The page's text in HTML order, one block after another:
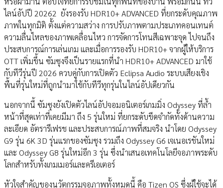
ไลน์อัปปี 20262 ยังรองรับ HDR10+ ADVANCED ที่ยกระดับคุณภาพ
ภาพในทุกมิติ ตั้งแต่ความสว่าง การปรับภาพตามประเภทคอนเทนต์
ความลื่นไหลของภาพเคลื่อนไหว การจัดการโทนสีเฉพาะจุด ไปจนถึง
ประสบการณ์การเล่นเกม และเมื่อการรองรับ HDR10+ จากผู้ให้บริการ
OTT เพิ่มขึ้น ซัมซุงจึงเป็นรายแรกที่นำ HDR10+ ADVANCED มาใช้
กับทีวีรุ่นปี 2026 ควบคู่กับการเปิดตัว Eclipsa Audio ระบบเสียงเชิง
พื้นที่รุ่นใหม่ที่ถูกนำมาใช้กับทีวีทุกรุ่นในไลน์อัปเดียวกัน
นอกจากนี้ ซัมซุงยังเปิดตัวไลน์อัปจอมอนิเตอร์เกมมิ่ง Odyssey ที่ล้ำ
หน้าที่สุดเท่าที่เคยมีมา ถึง 5 รุ่นใหม่ ที่ยกระดับขีดจำกัดทั้งด้านความ
ละเอียด อัตรารีเฟรช และประสบการณ์ภาพที่สมจริง นำโดย Odyssey
G9 รุ่น 6K 3D รุ่นแรกของซัมซุง รวมถึง Odyssey G6 เจเนอเรชันใหม่
และ Odyssey G8 รุ่นใหม่อีก 3 รุ่น ซึ่งนำเสนอเทคโนโลยีจอภาพระดับ
โลกสำหรับทั้งเกมเมอร์และครีเอเตอร์
หัวใจสำคัญของนวัตกรรมจอภาพทั้งหมดนี้ คือ Tizen OS ซึ่งผู้ใช้จะได้